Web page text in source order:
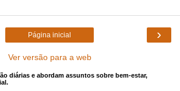
›
Página inicial
Ver versão para a web
diárias e abordam assuntos sobre bem-estar,